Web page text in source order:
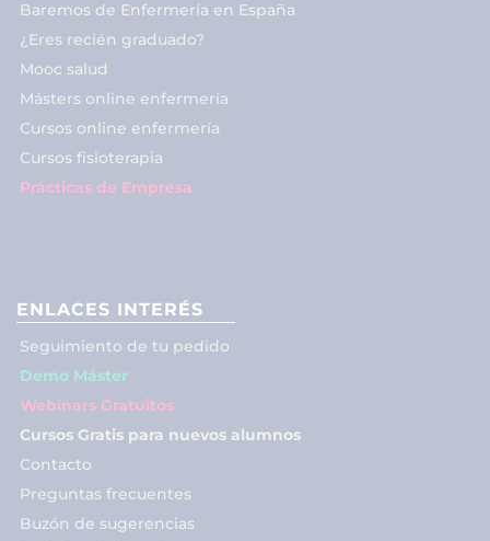
Baremos de Enfermería en España
¿Eres recién graduado?
Mooc salud
Másters online enfermería
Cursos online enfermería
Cursos fisioterapia
Prácticas de Empresa
ENLACES INTERÉS
Seguimiento de tu pedido
Demo Máster
Webinars Gratuitos
Cursos Gratis para nuevos alumnos
Contacto
Preguntas frecuentes
Buzón de sugerencias